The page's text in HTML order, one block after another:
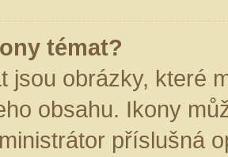
témat?
jsou obrázky, které
obsahu. Ikony
příslušná